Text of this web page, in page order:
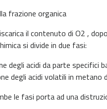
frazione organica
il contenuto di O2 ,
si divide in due fasi:
degli acidi da parte specifici
degli acidi volatili in
le fasi porta ad una